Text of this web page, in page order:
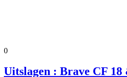
0
Uitslagen : Brave CF